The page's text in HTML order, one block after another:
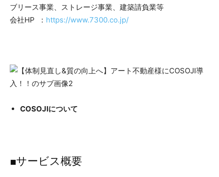
ブリース事業、ストレージ事業、建築請負業等
会社HP ： https://www.7300.co.jp/
COSOJIについて
■サービス概要